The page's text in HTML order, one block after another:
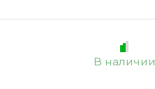
В наличии